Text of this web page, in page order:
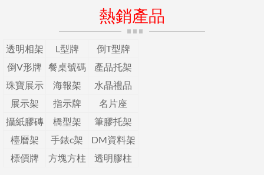
熱銷產品
透明相架 L型牌
倒T型牌
倒V形牌
餐桌號碼
產品托架
珠寶展示
海報架
水晶禮品
展示架
指示牌
名片座
攝紙膠磚
橋型架
筆膠托架
檯曆架
手錶c架
DM資料架
標價牌
方塊方柱 透明膠柱